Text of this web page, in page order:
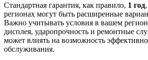
Стандартная гарантия, как правило, 1 год
регионах могут быть расширенные
Важно учитывать условия в вашем
дисплея, ударопрочность и ремонтные
может влиять на возможность
обслуживания.